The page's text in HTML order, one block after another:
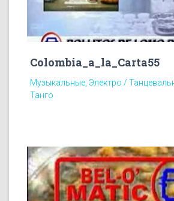
Colombia_a_la_Carta55
Музыкальные, Электро /
Танго